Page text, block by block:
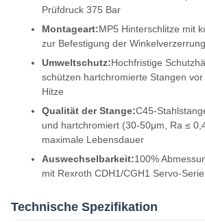
Prüfdruck 375 Bar
Montageart:MP5 Hinterschlitze mit
zur Befestigung der Winkelverzerrung
Umweltschutz:Hochfristige
schützen hartchromierte Stangen
Hitze
Qualität der Stange:C45-
und hartchromiert (30-50μm, Ra ≤
maximale Lebensdauer
Auswechselbarkeit:100%
mit Rexroth CDH1/CGH1 Servo-Serie
Technische Spezifikation